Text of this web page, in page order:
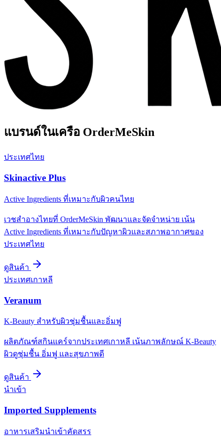
แบรนด์ในเครือ OrderMeSkin
ประเทศไทย
Skinactive Plus
Active Ingredients ที่เหมาะกับผิวคนไทย
เวชสำอางไทยที่ OrderMeSkin พัฒนาและจัดจำหน่าย เน้น
Active Ingredients ที่เหมาะกับปัญหาผิวและสภาพอากาศของ
ประเทศไทย
ดูสินค้า
ประเทศเกาหลี
Veranum
K-Beauty สำหรับผิวชุ่มชื้นและอิ่มฟู
ผลิตภัณฑ์สกินแคร์จากประเทศเกาหลี เน้นภาพลักษณ์ K-Beauty
ผิวดูชุ่มชื้น อิ่มฟู และสุขภาพดี
ดูสินค้า
นำเข้า
Imported Supplements
อาหารเสริมนำเข้าคัดสรร